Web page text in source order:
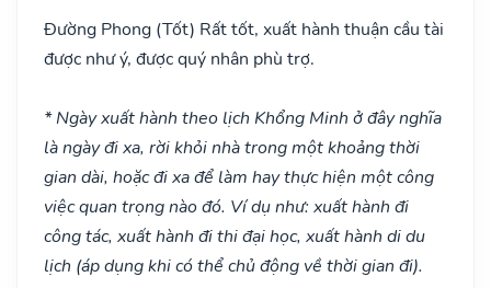
Đường Phong (Tốt) Rất tốt, xuất hành thuận cầu tài
được như ý, được quý nhân phù trợ.
* Ngày xuất hành theo lịch Khổng Minh ở đây nghĩa
là ngày đi xa, rời khỏi nhà trong một khoảng thời
gian dài, hoặc đi xa để làm hay thực hiện một công
việc quan trọng nào đó. Ví dụ như: xuất hành đi
công tác, xuất hành đi thi đại học, xuất hành di du
lịch (áp dụng khi có thể chủ động về thời gian đi).